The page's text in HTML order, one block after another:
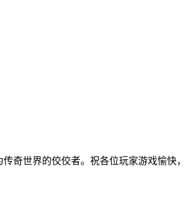
奇世界的佼佼者。祝各位玩家游戏愉快，